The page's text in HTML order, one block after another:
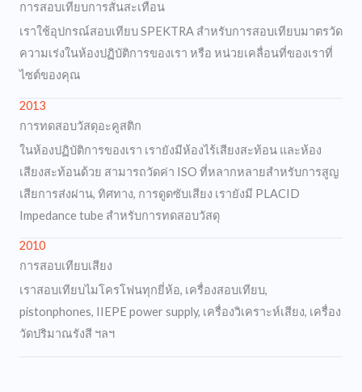
การสอบเทียบการสั่นสะเทือน
เราใช้อุปกรณ์สอบเทียบ SPEKTRA สำหรับการสอบเทียบมาตรวัด
ความเร่งในห้องปฏิบัติการของเรา หรือ หน่วยเคลื่อนที่ของเราที่
ไซต์ของคุณ
2013
การทดสอบวัสดุอะคูสติก
ในห้องปฏิบัติการของเรา เรายังมีห้องไร้เสียงสะท้อน และห้อง
เสียงสะท้อนด้วย สามารถวัดค่า ISO ที่หลากหลายสำหรับการสูญ
เสียการส่งผ่าน, ทิศทาง, การดูดซับเสียง เรายังมี PLACID
Impedance tube สำหรับการทดสอบวัสดุ
2010
การสอบเทียบเสียง
เราสอบเทียบไมโครโฟนทุกยี่ห้อ, เครื่องสอบเทียบ,
pistonphones, IIEPE power supply, เครื่องวิเคราะห์เสียง, เครื่อง
วัดปริมาณรังสี ฯลฯ